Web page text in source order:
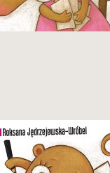
Zobacz i kup